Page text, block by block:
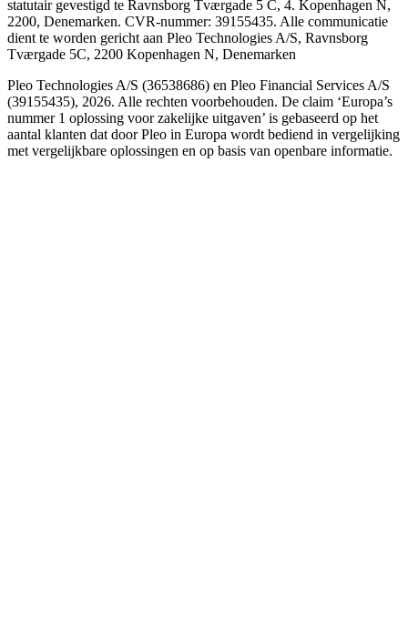
statutair gevestigd te Ravnsborg Tværgade 5 C, 4. Kopenhagen N,
2200, Denemarken. CVR-nummer: 39155435. Alle communicatie
dient te worden gericht aan Pleo Technologies A/S, Ravnsborg
Tværgade 5C, 2200 Kopenhagen N, Denemarken
Pleo Technologies A/S (36538686) en Pleo Financial Services A/S
(39155435), 2026. Alle rechten voorbehouden. De claim ‘Europa’s
nummer 1 oplossing voor zakelijke uitgaven’ is gebaseerd op het
aantal klanten dat door Pleo in Europa wordt bediend in vergelijking
met vergelijkbare oplossingen en op basis van openbare informatie.